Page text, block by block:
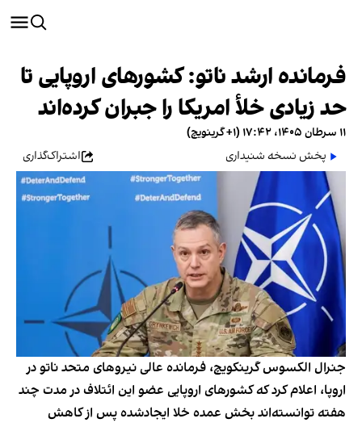
فرمانده ارشد ناتو: کشورهای اروپایی تا
حد زیادی خلأ امریکا را جبران کرده‌اند
۱۱ سرطان ۱۴۰۵، ۱۷:۴۲ (‎+۱ گرینویچ)
پخش نسخه شنیداری
اشتراک‌گذاری
جنرال الکسوس گرینکویچ، فرمانده عالی نیروهای متحد ناتو در
اروپا، اعلام کرد که کشورهای اروپایی عضو این ائتلاف در مدت چند
هفته توانسته‌اند بخش عمده خلا ایجادشده پس از کاهش